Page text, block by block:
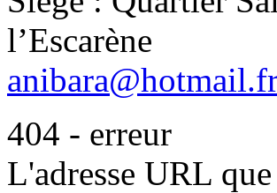
l’Escarène
404 - erreur
L'adresse URL